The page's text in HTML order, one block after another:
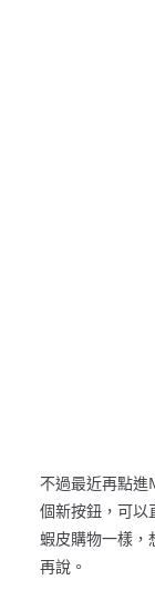
不過最近再點進
個新按鈕，可以
蝦皮購物一樣，
再說。